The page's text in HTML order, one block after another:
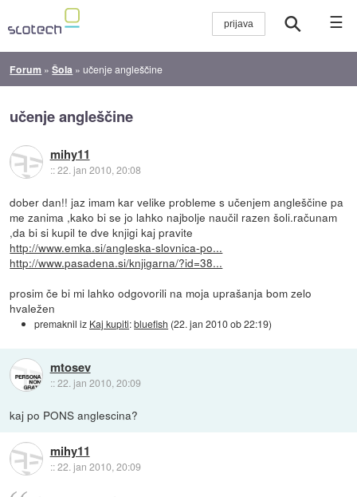
☰
Forum »Šola »učenje angleščine
učenje angleščine
mihy11
::22. jan 2010, 20:08
dober dan!! jaz imam kar velike probleme s učenjem angleščine pa
me zanima ,kako bi se jo lahko najbolje naučil razen šoli.računam
,da bi si kupil te dve knjigi kaj pravite
http://www.emka.si/angleska-slovnica-po...
http://www.pasadena.si/knjigarna/?id=38...
prosim če bi mi lahko odgovorili na moja uprašanja bom zelo
hvaležen
premaknil iz Kaj kupiti:bluefish (22. jan 2010 ob 22:19)
mtosev
::22. jan 2010, 20:09
kaj po PONS anglescina?
mihy11
::22. jan 2010, 20:09